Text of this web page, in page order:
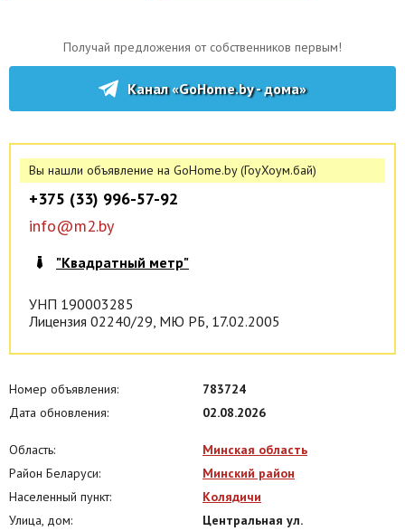
одноименным названием пешком -13 минут. До метро «Слуцкий
гостинец» 3,5 км. До Сеницы или Лошицы чуть больше двух
Недалеко есть озера для отдыха.
Канал «GoHome.by - дома»
Получай предложения от собственников первым!
Вы нашли объявление на GoHome.by (ГоуХоум.бай)
+375 (33) 996-57-92
info@m2.by
"Квадратный метр"
УНП 190003285
Лицензия 02240/29, МЮ РБ, 17.02.2005
Номер объявления:
783724
Дата обновления:
02.08.2026
Область:
Минская область
Район Беларуси:
Минский район
Населенный пункт:
Колядичи
Улица, дом:
Центральная ул.